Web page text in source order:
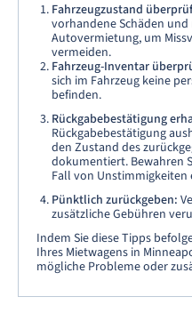
Fahrzeugzustand
vorhandene Schäden
Autovermietung, um
vermeiden.
Fahrzeug-Inventar
sich im Fahrzeug keine
befinden.
Rückgabebestätigung
Rückgabebestätigung
den Zustand des
dokumentiert. Bewahren
Fall von Unstimmigkeiten
Pünktlich zurückgeben:
zusätzliche Gebühren
Indem Sie diese Tipps
Ihres Mietwagens in
mögliche Probleme oder